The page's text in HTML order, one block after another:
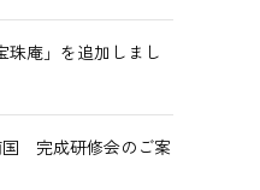
珠庵」を追加しまし
完成研修会のご案